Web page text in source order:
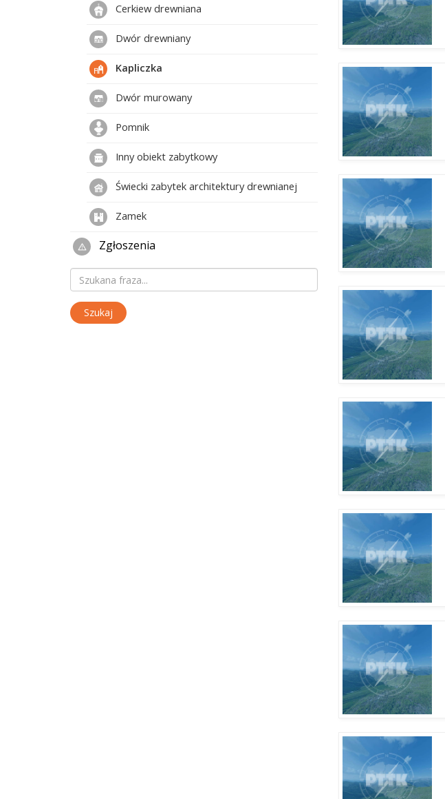
Cerkiew drewniana
Dwór drewniany
Kapliczka
Dwór murowany
Pomnik
Inny obiekt zabytkowy
Świecki zabytek architektury drewnianej
Zamek
Zgłoszenia